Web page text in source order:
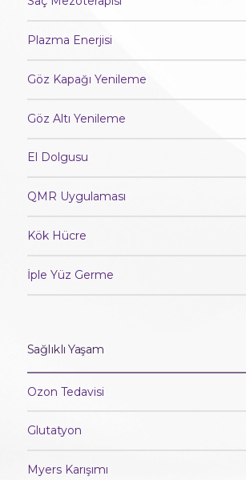
Plazma Enerjisi
Göz Kapağı Yenileme
Göz Altı Yenileme
El Dolgusu
QMR Uygulaması
Kök Hücre
İple Yüz Germe
Sağlıklı Yaşam
Ozon Tedavisi
Glutatyon
Myers Karışımı